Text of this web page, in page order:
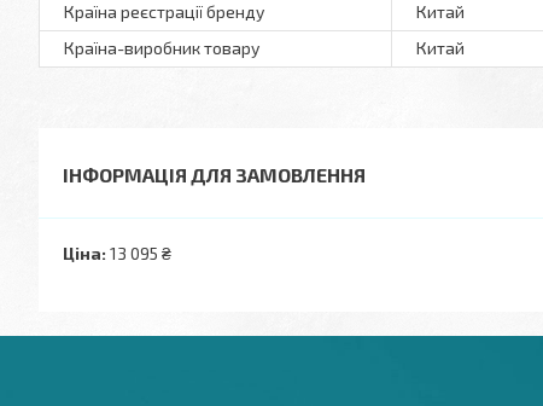
Країна реєстрації бренду
Китай
Країна-виробник товару
Китай
ІНФОРМАЦІЯ ДЛЯ ЗАМОВЛЕННЯ
Ціна: 13 095 ₴